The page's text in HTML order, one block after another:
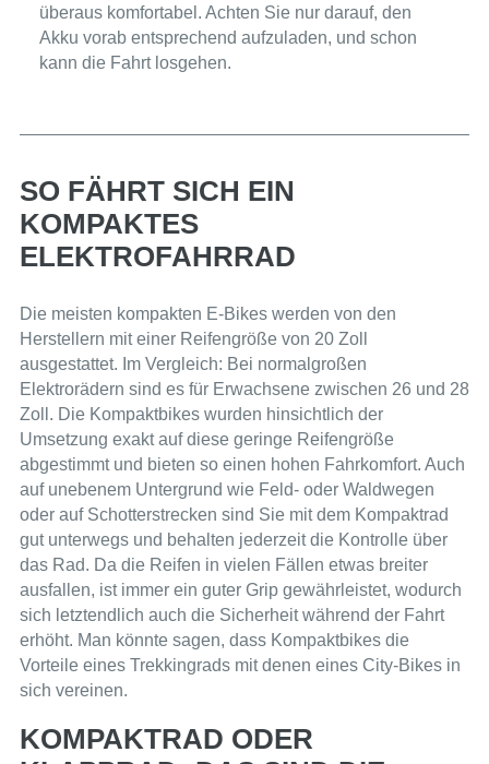
überaus komfortabel. Achten Sie nur darauf, den
Akku vorab entsprechend aufzuladen, und schon
kann die Fahrt losgehen.
SO FÄHRT SICH EIN
KOMPAKTES
ELEKTROFAHRRAD
Die meisten kompakten E-Bikes werden von den
Herstellern mit einer Reifengröße von 20 Zoll
ausgestattet. Im Vergleich: Bei normalgroßen
Elektrorädern sind es für Erwachsene zwischen 26 und 28
Zoll. Die Kompaktbikes wurden hinsichtlich der
Umsetzung exakt auf diese geringe Reifengröße
abgestimmt und bieten so einen hohen Fahrkomfort. Auch
auf unebenem Untergrund wie Feld- oder Waldwegen
oder auf Schotterstrecken sind Sie mit dem Kompaktrad
gut unterwegs und behalten jederzeit die Kontrolle über
das Rad. Da die Reifen in vielen Fällen etwas breiter
ausfallen, ist immer ein guter Grip gewährleistet, wodurch
sich letztendlich auch die Sicherheit während der Fahrt
erhöht. Man könnte sagen, dass Kompaktbikes die
Vorteile eines Trekkingrads mit denen eines City-Bikes in
sich vereinen.
KOMPAKTRAD ODER